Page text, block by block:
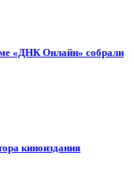
«ДНК Онлайн» собрали
киноиздания